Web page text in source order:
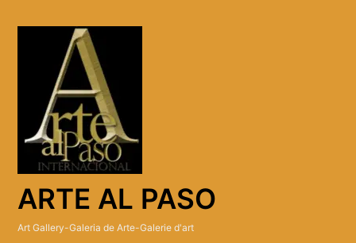
ARTE AL PASO
Art Gallery-Galeria de Arte-Galerie d'art